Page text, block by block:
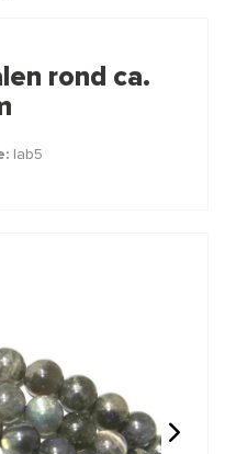
Rozenkwarts kralen
rond ca. 10mm
100% natuurlijk
rond ca.
lab5